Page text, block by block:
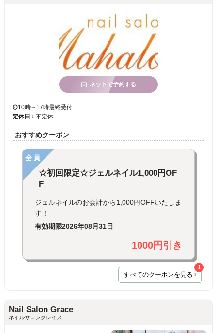
ネットで予約する
10時～17時最終受付
定休日： 不定休
おすすめクーポン
全員
☆初回限定☆ジェルネイル1,000円OF
F
ジェルネイルのお会計から1,000円OFFいたしま
す！
有効期限2026年08月31日
1000円引き
すべてのクーポンを見る
1
Nail Salon Grace
ネイルサロングレイス